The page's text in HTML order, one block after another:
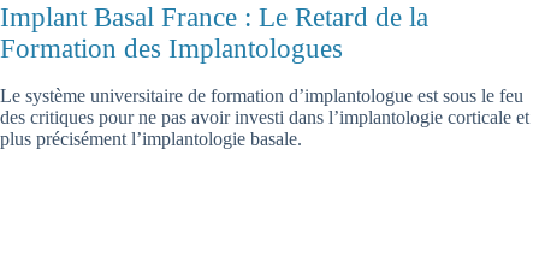
Implant Basal France : Le Retard de la
Formation des Implantologues
Le système universitaire de formation d’implantologue est sous le feu
des critiques pour ne pas avoir investi dans l’implantologie corticale et
plus précisément l’implantologie basale.